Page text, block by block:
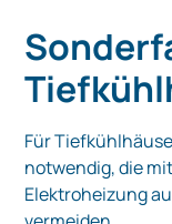
Für
notwendig, die
Elektroheizung